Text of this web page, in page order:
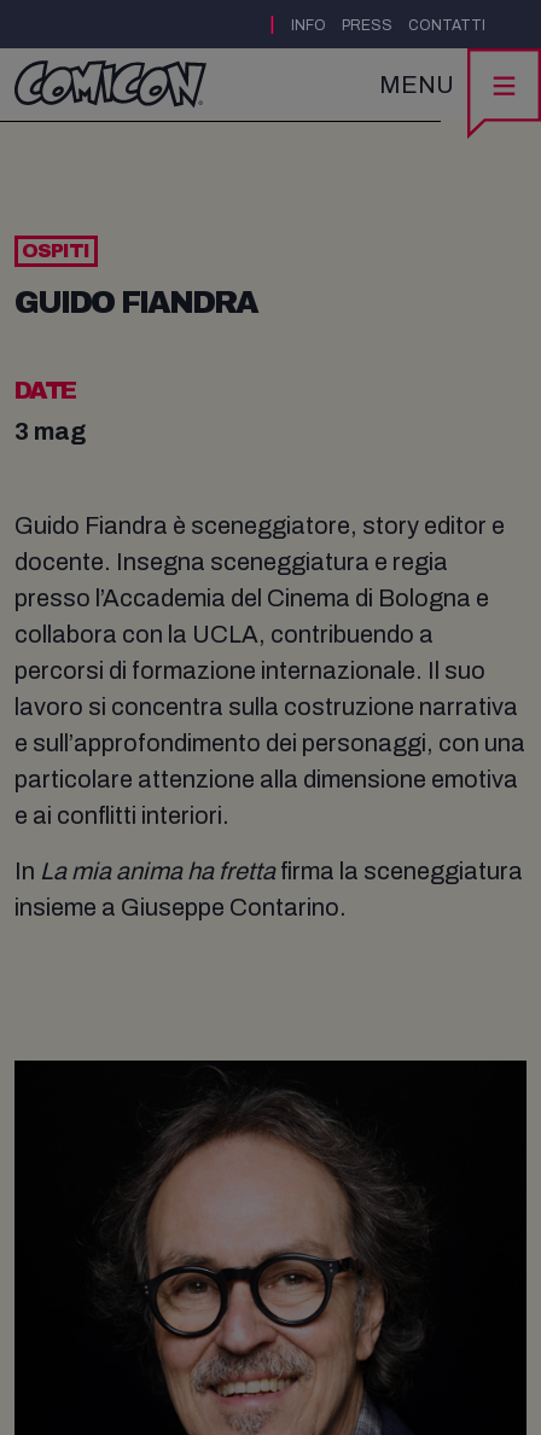
INFO PRESS CONTATTI
MENU
OSPITI
GUIDO FIANDRA
DATE
3 mag
Guido Fiandra è sceneggiatore, story editor e
docente. Insegna sceneggiatura e regia
presso l’Accademia del Cinema di Bologna e
collabora con la UCLA, contribuendo a
percorsi di formazione internazionale. Il suo
lavoro si concentra sulla costruzione narrativa
e sull’approfondimento dei personaggi, con una
particolare attenzione alla dimensione emotiva
e ai conflitti interiori.
In La mia anima ha frettafirma la sceneggiatura
insieme a Giuseppe Contarino.